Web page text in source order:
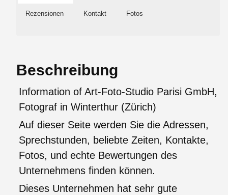
Rezensionen Kontakt Fotos
Beschreibung
Information of Art-Foto-Studio Parisi GmbH,
Fotograf in Winterthur (Zürich)
Auf dieser Seite werden Sie die Adressen,
Sprechstunden, beliebte Zeiten, Kontakte,
Fotos, und echte Bewertungen des
Unternehmens finden können.
Dieses Unternehmen hat sehr gute